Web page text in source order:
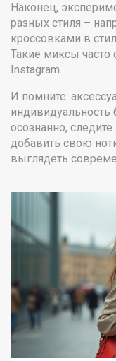
Наконец,
разных стиля –
кроссовками в
Такие миксы часто
Instagram.
И помните:
индивидуальность
осознанно,
добавить свою
выглядеть